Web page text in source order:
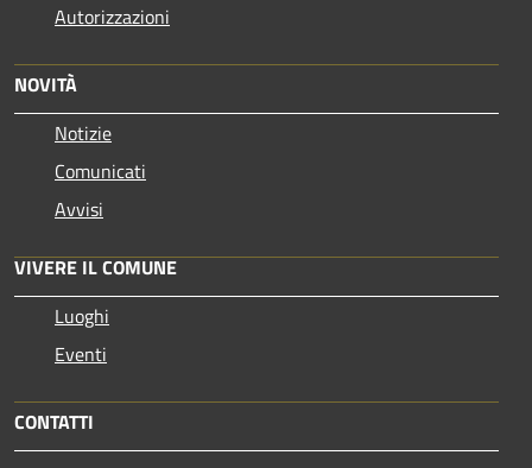
Autorizzazioni
NOVITÀ
Notizie
Comunicati
Avvisi
VIVERE IL COMUNE
Luoghi
Eventi
CONTATTI